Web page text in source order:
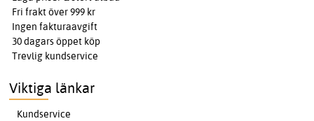
Fri frakt över 999 kr
Ingen fakturaavgift
30 dagars öppet köp
Trevlig kundservice
Viktiga länkar
Kundservice